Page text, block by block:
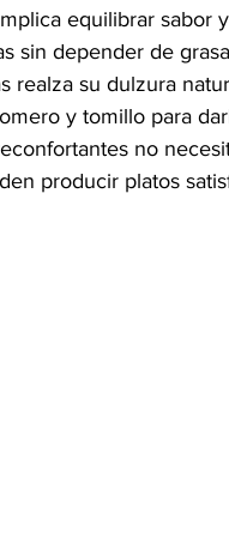
equilibrar sabor
sin depender de
realza su dulzura
y tomillo para
no
producir platos